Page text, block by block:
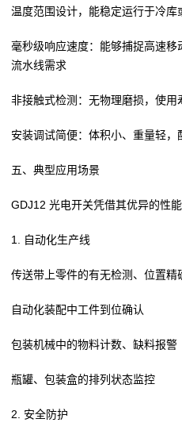
温度范围设计，能稳定运行于冷库
毫秒级响应速度：能够捕捉高速
流水线需求
非接触式检测：无物理磨损，使用
安装调试简便：体积小、重量轻
五、典型应用场景
GDJ12 光电开关凭借其优异的性
1. 自动化生产线
传送带上零件的有无检测、位置精
自动化装配中工件到位确认
包装机械中的物料计数、缺料报警
瓶罐、包装盒的排列状态监控
2. 安全防护